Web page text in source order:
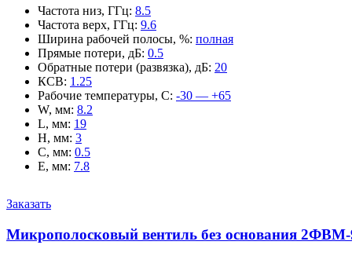
Частота низ, ГГц: 8.5
Частота верх, ГГц: 9.6
Ширина рабочей полосы, %: полная
Прямые потери, дБ: 0.5
Обратные потери (развязка), дБ: 20
КСВ: 1.25
Рабочие температуры, С: -30 — +65
W, мм: 8.2
L, мм: 19
H, мм: 3
C, мм: 0.5
E, мм: 7.8
Заказать
Микрополосковый вентиль без основания 2ФВМ-